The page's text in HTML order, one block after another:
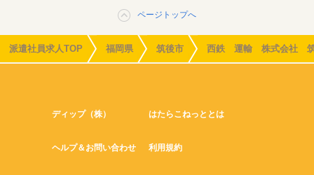
ページトップへ
派遣社員求人TOP 福岡県 筑後市 西鉄 運輸 株式会社
ディップ（株） はたらこねっととは
ヘルプ＆お問い合わせ 利用規約